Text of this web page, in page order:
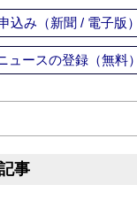
込み（新聞 / 電子版）
ュースの登録（無料）
事